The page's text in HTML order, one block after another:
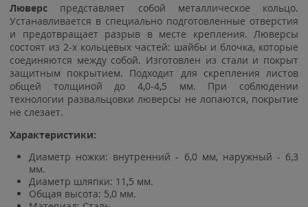
Люверс представляет собой металлическое кольцо.
Устанавливается в специально подготовленные отверстия
и предотвращает разрыв в месте крепления. Люверсы
состоят из 2-х кольцевых частей: шайбы и блочка, которые
соединяются между собой. Изготовлен из стали и покрыт
защитным покрытием. Подходит для скрепления листов
общей толщиной до 4,0-4,5 мм. При соблюдении
технологии развальцовки люверсы не лопаются, покрытие
не слезает.
Характеристики:
Диаметр ножки: внутренний - 6,0 мм, наружный - 6,3
мм.
Диаметр шляпки: 11,5 мм.
Общая высота: 5,0 мм.